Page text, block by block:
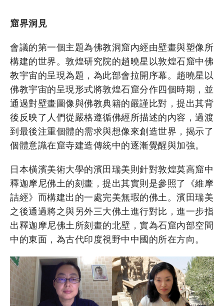
窟界洞見
會議的第一個主題為佛教洞窟內經由壁畫與塑像所
構建的世界。敦煌研究院的趙曉星以敦煌石窟中佛
教宇宙的呈現為題，為此部會拉開序幕。趙曉星以
佛教宇宙的呈現形式將敦煌石窟分作四個時期，並
通過對壁畫圖像與佛教典籍的嚴謹比對，提出其背
後反映了人們從嚴格遵循佛經所描述的內容，過渡
到最後注重個體的需求與想像來創造世界，揭示了
個體意識在窟寺建造傳統中的逐漸覺醒與加強。
日本橫濱美術大學的濱田瑞美則針對敦煌莫高窟中
釋迦摩尼佛土的刻畫，提出其實則是參照了《維摩
詰經》而構建出的一處完美無瑕的佛土。濱田瑞美
之後通過將之與另外三大佛土進行對比，進一步指
出釋迦摩尼佛土所刻畫的北壁，實為石窟內部空間
中的東面，為古代印度視野中中國的所在方向。